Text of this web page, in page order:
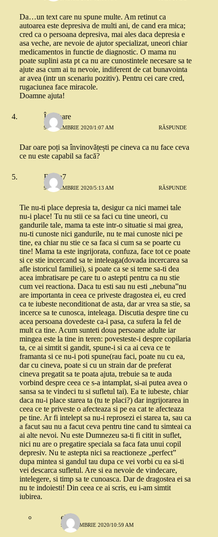
Da…un text care nu spune multe. Am retinut ca
autoarea este depresiva de multi ani, de cand era mica;
cred ca o persoana depresiva, mai ales daca depresia e
asa veche, are nevoie de ajutor specializat, uneori chiar
medicamentos in functie de diagnostic. O mama nu
poate suplini asta pt ca nu are cunostintele necesare sa te
ajute asa cum ai tu nevoie, indiferent de cat bunavointa
ar avea (intr un scenariu pozitiv). Pentru cei care cred,
rugaciunea face miracole.
Doamne ajuta!
Întrebare
9 DECEMBRIE 2020/1:07 AM RĂSPUNDE
Dar oare poți sa învinovățești pe cineva ca nu face ceva
ce nu este capabil sa facă?
Elvira7
9 DECEMBRIE 2020/5:13 AM RĂSPUNDE
Tie nu-ti place depresia ta, desigur ca nici mamei tale
nu-i place! Tu nu stii ce sa faci cu tine uneori, cu
gandurile tale, mama ta este intr-o situatie si mai grea,
nu-ti cunoste nici gandurile, nu te mai cunoste nici pe
tine, ea chiar nu stie ce sa faca si cum sa se poarte cu
tine! Mama ta este ingrijorata, confuza, face tot ce poate
si ce stie incercand sa te inteleaga(dovada incercarea sa
afle istoricul familiei), si poate ca se si teme sa-ti dea
acea imbratisare pe care tu o astepti pentru ca nu stie
cum vei reactiona. Daca tu esti sau nu esti „nebuna”nu
are importanta in ceea ce priveste dragostea ei, eu cred
ca te iubeste neconditionat de asta, dar ar vrea sa stie, sa
incerce sa te cunosca, inteleaga. Discutia despre tine cu
acea persoana dovedeste ca-i pasa, ca sufera la fel de
mult ca tine. Acum sunteti doua persoane adulte iar
mingea este la tine in teren: povesteste-i despre copilaria
ta, ce ai simtit si gandit, spune-i si ca ai ceva ce te
framanta si ce nu-i poti spune(rau faci, poate nu cu ea,
dar cu cineva, poate si cu un strain dar de preferat
cineva pregatit sa te poata ajuta, trebuie sa te auda
vorbind despre ceea ce s-a intamplat, si-ai putea avea o
sansa sa te vindeci tu si sufletul tai). Ea te iubeste, chiar
daca nu-i place starea ta (tu te placi?) dar ingrijorarea in
ceea ce te priveste o afecteaza si pe ea cat te afecteaza
pe tine. Ar fi intelept sa nu-i reprosezi ei starea ta, sau ca
a facut sau nu a facut ceva pentru tine cand tu simteai ca
ai alte nevoi. Nu este Dumnezeu sa-ti fi citit in suflet,
nici nu are o pregatire speciala sa faca fata unui copil
depresiv. Nu te astepta nici sa reactioneze „perfect”
dupa mintea si gandul tau dupa ce vei vorbi cu ea si-ti
vei descarca sufletul. Are si ea nevoie de vindecare,
intelegere, si timp sa te cunoasca. Dar de dragostea ei sa
nu te indoiesti! Din ceea ce ai scris, eu i-am simtit
iubirea.
elena
9 DECEMBRIE 2020/10:59 AM